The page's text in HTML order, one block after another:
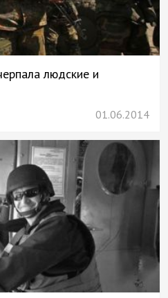
людские и
01.06.2014